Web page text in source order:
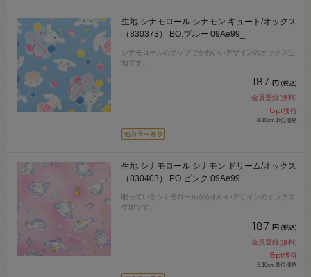
生地 シナモロール シナモン キュート/オックス
（830373） BO.ブルー 09Ae99_
シナモロールのポップでかわいいデザインのオックス生
地です。
187 円 (税込)
会員登録(無料)
8pt獲得
※10cm単位価格
生地 シナモロール シナモン ドリーム/オックス
（830403） PO.ピンク 09Ae99_
眠っているシナモロールがかわいいデザインのオックス
生地です。
187 円 (税込)
会員登録(無料)
8pt獲得
※10cm単位価格